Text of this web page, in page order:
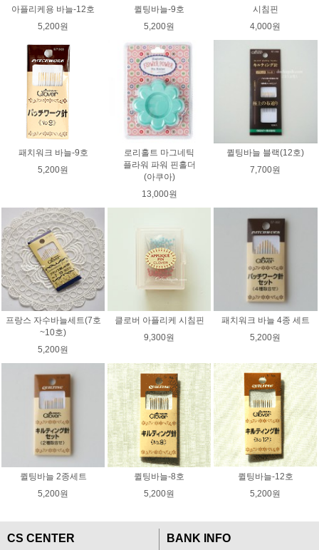
아플리케용 바늘-12호
5,200원
퀼팅바늘-9호
5,200원
시침핀
4,000원
패치워크 바늘-9호
5,200원
로리홀트 마그네틱
플라워 파워 핀홀더
(아쿠아)
13,000원
퀼팅바늘 블랙(12호)
7,700원
프랑스 자수바늘세트(7호
~10호)
5,200원
클로버 아플리케 시침핀
9,300원
패치워크 바늘 4종 세트
5,200원
퀼팅바늘 2종세트
5,200원
퀼팅바늘-8호
5,200원
퀼팅바늘-12호
5,200원
CS CENTER BANK INFO